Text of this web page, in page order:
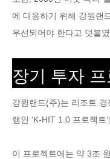
에 대응하기 위해 강원랜
우선되어야 한다고 덧붙
장기 투자 프
강원랜드(주)는 리조트
램인 ‘K-HIT 1.0 프로젝트
이 프로젝트에는 약 3조